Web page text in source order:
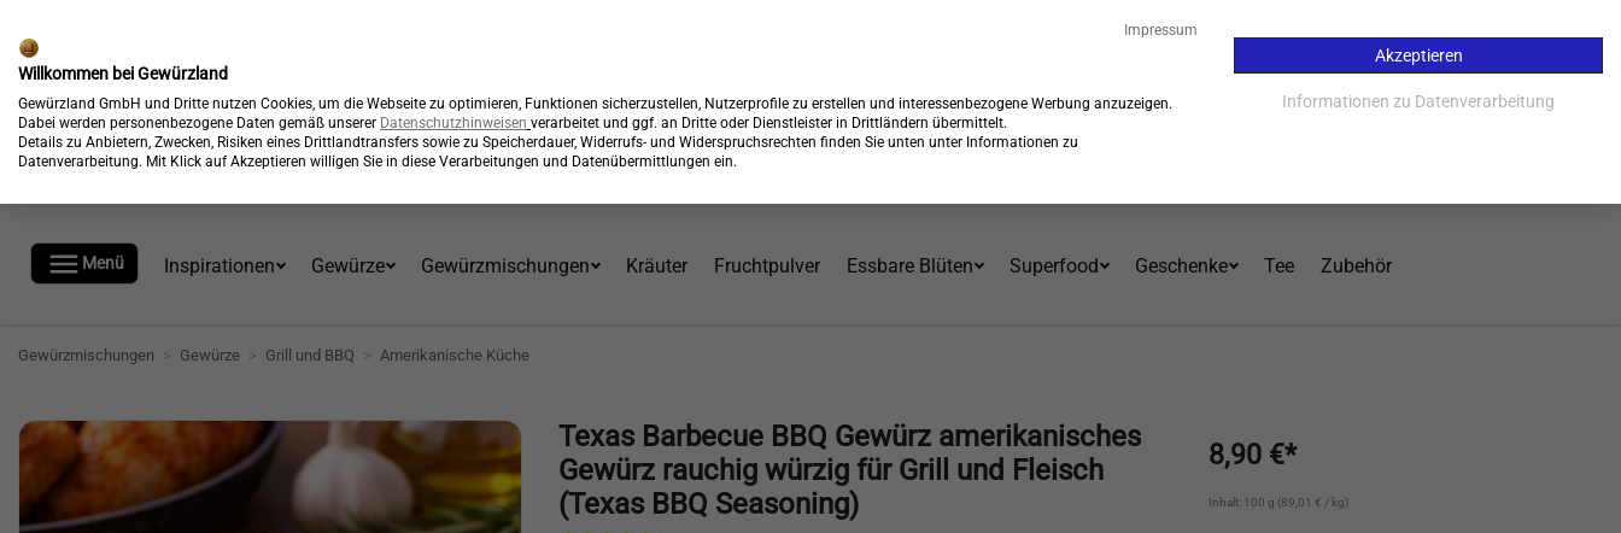
Kostenloser Versand* Kauf auf Rechnung - 30 Tage
 Menü Inspirationen Gewürze Gewürzmischungen Kräuter Fruchtpulver Essbare Blüten Superfood Geschenke Tee Zubehör
Gewürzmischungen > Gewürze > Grill und BBQ > Amerikanische Küche
Texas Barbecue BBQ Gewürz amerikanisches
Gewürz rauchig würzig für Grill und Fleisch
(Texas BBQ Seasoning)
8,90 €*
Inhalt: 100 g (89,01 € / kg)
Impressum
Willkommen bei Gewürzland
Gewürzland GmbH und Dritte nutzen Cookies, um die Webseite zu optimieren, Funktionen sicherzustellen, Nutzerprofile zu erstellen und interessenbezogene Werbung anzuzeigen.
Dabei werden personenbezogene Daten gemäß unserer Datenschutzhinweisen verarbeitet und ggf. an Dritte oder Dienstleister in Drittländern übermittelt.
Details zu Anbietern, Zwecken, Risiken eines Drittlandtransfers sowie zu Speicherdauer, Widerrufs- und Widerspruchsrechten finden Sie unten unter Informationen zu
Datenverarbeitung. Mit Klick auf Akzeptieren willigen Sie in diese Verarbeitungen und Datenübermittlungen ein.
Akzeptieren
Informationen zu Datenverarbeitung